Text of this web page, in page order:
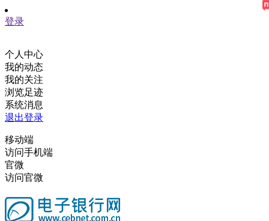
登录
个人中心
我的动态
我的关注
浏览足迹
系统消息
退出登录
移动端
访问手机端
官微
访问官微